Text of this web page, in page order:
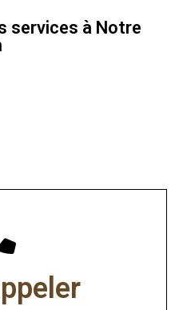
services à Notre